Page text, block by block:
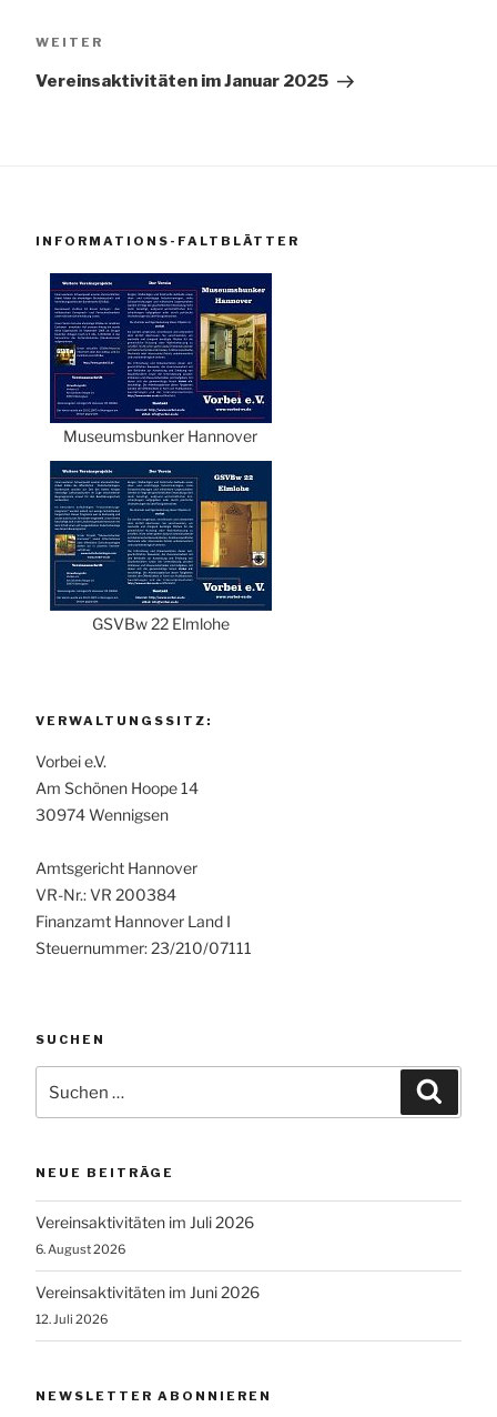
Nächster
WEITER
Vereinsaktivitäten im Januar 2025
INFORMATIONS-FALTBLÄTTER
Museumsbunker Hannover
GSVBw 22 Elmlohe
VERWALTUNGSSITZ:
Vorbei e.V.
Am Schönen Hoope 14
30974 Wennigsen
Amtsgericht Hannover
VR-Nr.: VR 200384
Finanzamt Hannover Land I
Steuernummer: 23/210/07111
SUCHEN
nach:
NEUE BEITRÄGE
Vereinsaktivitäten im Juli 2026
6. August 2026
Vereinsaktivitäten im Juni 2026
12. Juli 2026
NEWSLETTER ABONNIEREN